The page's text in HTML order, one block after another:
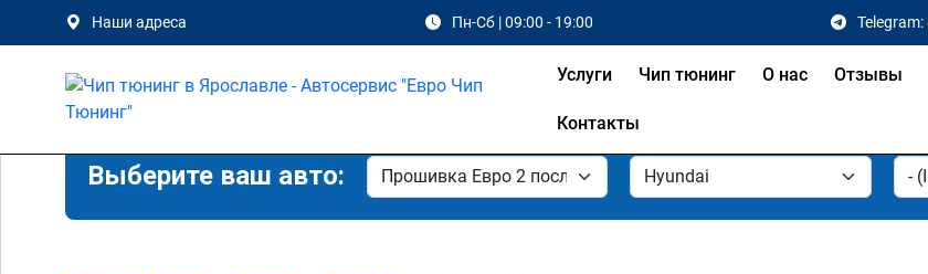
Наши адреса Пн-Сб | 09:00 - 19:00 Telegram:
Услуги Чип тюнинг О нас Отзывы
Контакты
Выберите ваш авто: